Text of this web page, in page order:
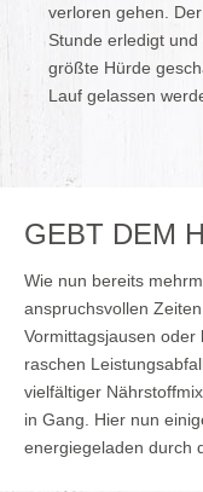
verloren gehen.
Stunde erledigt
größte Hürde
Lauf gelassen
GEBT DEM
Wie nun bereits
anspruchsvollen
Vormittagsjausen
raschen
vielfältiger
in Gang. Hier nun
energiegeladen durch